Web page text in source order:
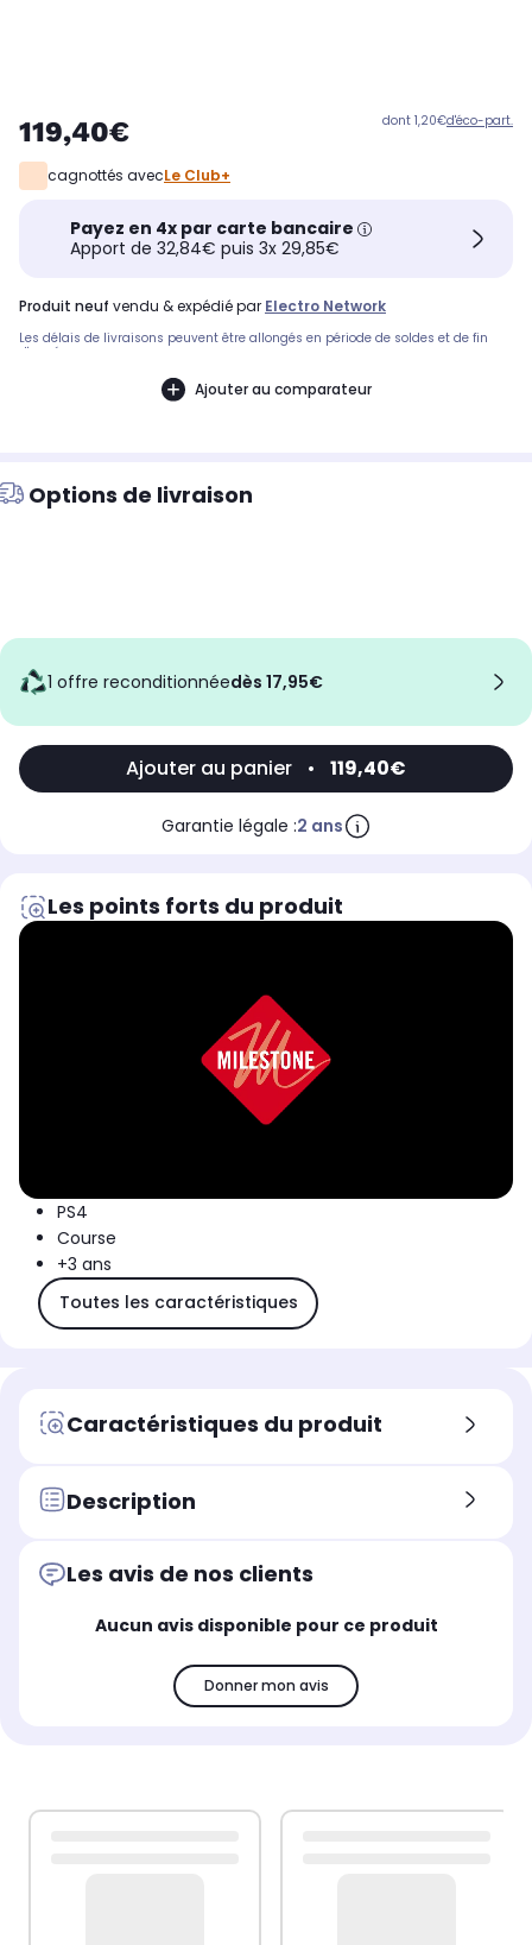
119,40€ dont 1,20€d'éco-part.
cagnottés avecLe Club+
Payez en 4x par carte bancaire
Apport de 32,84€ puis 3x 29,85€
produit neuf vendu & expédié par Electro Network
Les délais de livraisons peuvent être allongés en période de soldes et de fin
d'année.
Ajouter au comparateur
Options de livraison
1 offre reconditionnée dès 17,95€
Ajouter au panier • 119,40€
Garantie légale :2 ans
Les points forts du produit
PS4
Course
+3 ans
Toutes les caractéristiques
Caractéristiques du produit
Description
Les avis de nos clients
Aucun avis disponible pour ce produit
Donner mon avis